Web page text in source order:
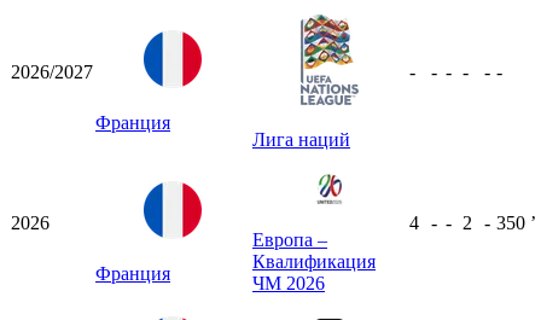
2026/2027
Франция
Лига наций
- - - - - -
2026
Франция
Европа –
Квалификация
ЧМ 2026
4 - - 2 - 350 ʼ